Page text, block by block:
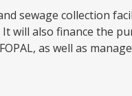
sewage collection
will also finance the
as well as